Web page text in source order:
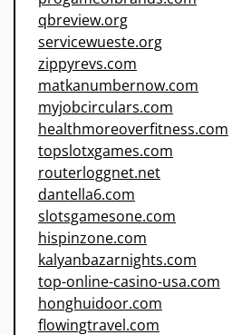
qbreview.org
servicewueste.org
zippyrevs.com
matkanumbernow.com
myjobcirculars.com
healthmoreoverfitness.com
topslotxgames.com
routerloggnet.net
dantella6.com
slotsgamesone.com
hispinzone.com
kalyanbazarnights.com
top-online-casino-usa.com
honghuidoor.com
flowingtravel.com